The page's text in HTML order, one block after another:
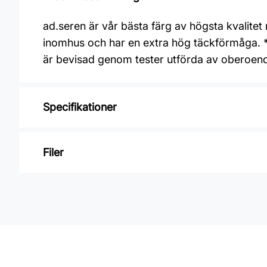
ad.seren är vår bästa färg av högsta
inomhus och har en extra hög
är bevisad genom tester utförda av
Specifikationer
Varumärke: Alcro
Filer